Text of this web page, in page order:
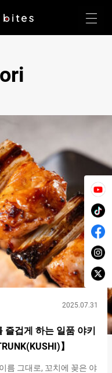
2025.07.31
즐겁게 하는 일품 야키
】
름 그대로, 꼬치에 꽂은 야